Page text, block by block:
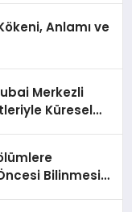
Anlamı ve
Merkezli
Küresel
Bilinmesi